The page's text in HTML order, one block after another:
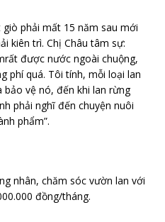
phải mất 15 năm sau mới
kiên trì. Chị Châu tâm sự:
được nước ngoài chuộng,
phí quá. Tôi tính, mỗi loại lan
vệ nó, đến khi lan rừng
phải nghĩ đến chuyện nuôi
phẩm”.
nhân, chăm sóc vườn lan với
đồng/tháng.